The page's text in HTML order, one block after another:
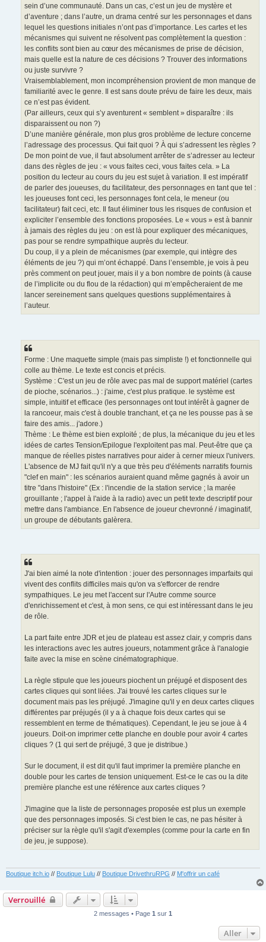
sein d’une communauté. Dans un cas, c’est un jeu de mystère et
d’aventure ; dans l’autre, un drama centré sur les personnages et dans
lequel les questions initiales n’ont pas d’importance. Les cartes et les
mécanismes qui suivent ne résolvent pas complètement la question :
les conflits sont bien au cœur des mécanismes de prise de décision,
mais quelle est la nature de ces décisions ? Trouver des informations
ou juste survivre ?
Vraisemblablement, mon incompréhension provient de mon manque de
familiarité avec le genre. Il est sans doute prévu de faire les deux, mais
ce n’est pas évident.
(Par ailleurs, ceux qui s’y aventurent « semblent » disparaître : ils
disparaissent ou non ?)
D’une manière générale, mon plus gros problème de lecture concerne
l’adressage des processus. Qui fait quoi ? À qui s’adressent les règles ?
De mon point de vue, il faut absolument arrêter de s’adresser au lecteur
dans des règles de jeu : « vous faites ceci, vous faites cela. » La
position du lecteur au cours du jeu est sujet à variation. Il est impératif
de parler des joueuses, du facilitateur, des personnages en tant que tel :
les joueuses font ceci, les personnages font cela, le meneur (ou
facilitateur) fait ceci, etc. Il faut éliminer tous les risques de confusion et
expliciter l’ensemble des fonctions proposées. Le « vous » est à bannir
à jamais des règles du jeu : on est là pour expliquer des mécaniques,
pas pour se rendre sympathique auprès du lecteur.
Du coup, il y a plein de mécanismes (par exemple, qui intègre des
éléments de jeu ?) qui m’ont échappé. Dans l’ensemble, je vois à peu
près comment on peut jouer, mais il y a bon nombre de points (à cause
de l’implicite ou du flou de la rédaction) qui m’empêcheraient de me
lancer sereinement sans quelques questions supplémentaires à
l’auteur.
Forme : Une maquette simple (mais pas simpliste !) et fonctionnelle qui
colle au thème. Le texte est concis et précis.
Système : C'est un jeu de rôle avec pas mal de support matériel (cartes
de pioche, scénarios...) : j'aime, c'est plus pratique. le système est
simple, intuitif et efficace (les personnages ont tout intérêt à gagner de
la rancoeur, mais c'est à double tranchant, et ça ne les pousse pas à se
faire des amis... j'adore.)
Thème : Le thème est bien exploité ; de plus, la mécanique du jeu et les
idées de cartes Tension/Epilogue l'exploitent pas mal. Peut-être que ça
manque de réelles pistes narratives pour aider à cerner mieux l'univers.
L'absence de MJ fait qu'il n'y a que très peu d'éléments narratifs fournis
"clef en main" : les scénarios auraient quand même gagnés à avoir un
titre "dans l'histoire" (Ex : l'incendie de la station service ; la marée
grouillante ; l'appel à l'aide à la radio) avec un petit texte descriptif pour
mettre dans l'ambiance. En l'absence de joueur chevronné / imaginatif,
un groupe de débutants galèrera.
J'ai bien aimé la note d'intention : jouer des personnages imparfaits qui
vivent des conflits difficiles mais qu'on va s'efforcer de rendre
sympathiques. Le jeu met l'accent sur l'Autre comme source
d'enrichissement et c'est, à mon sens, ce qui est intéressant dans le jeu
de rôle.
La part faite entre JDR et jeu de plateau est assez clair, y compris dans
les interactions avec les autres joueurs, notamment grâce à l'analogie
faite avec la mise en scène cinématographique.
La règle stipule que les joueurs piochent un préjugé et disposent des
cartes cliques qui sont liées. J'ai trouvé les cartes cliques sur le
document mais pas les préjugé. J'imagine qu'il y en deux cartes cliques
différentes par préjugés (il y a à chaque fois deux cartes qui se
ressemblent en terme de thématiques). Cependant, le jeu se joue à 4
joueurs. Doit-on imprimer cette planche en double pour avoir 4 cartes
cliques ? (1 qui sert de préjugé, 3 que je distribue.)
Sur le document, il est dit qu'il faut imprimer la première planche en
double pour les cartes de tension uniquement. Est-ce le cas ou la dite
première planche est une référence aux cartes cliques ?
J'imagine que la liste de personnages proposée est plus un exemple
que des personnages imposés. Si c'est bien le cas, ne pas hésiter à
préciser sur la règle qu'il s'agit d'exemples (comme pour la carte en fin
de jeu, je suppose).
Boutique itch.io // Boutique Lulu // Boutique DrivethruRPG // M'offrir un café
Verrouillé
2 messages • Page 1 sur 1
Aller